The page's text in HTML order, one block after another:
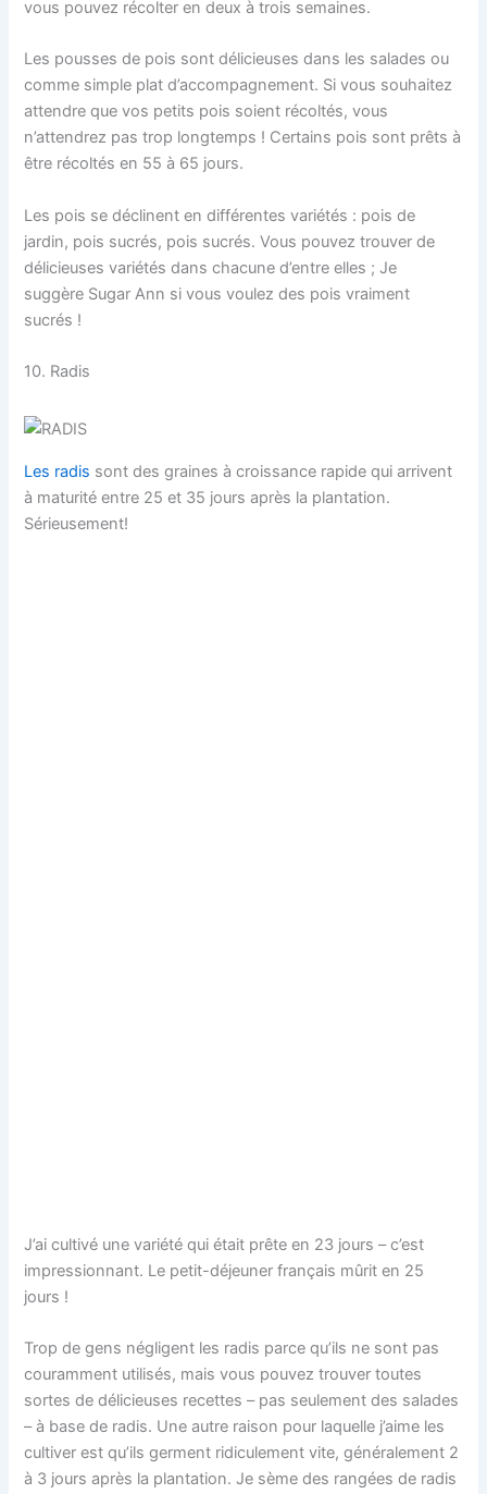
vous pouvez récolter en deux à trois semaines.
Les pousses de pois sont délicieuses dans les salades ou
comme simple plat d’accompagnement. Si vous souhaitez
attendre que vos petits pois soient récoltés, vous
n’attendrez pas trop longtemps ! Certains pois sont prêts à
être récoltés en 55 à 65 jours.
Les pois se déclinent en différentes variétés : pois de
jardin, pois sucrés, pois sucrés. Vous pouvez trouver de
délicieuses variétés dans chacune d’entre elles ; Je
suggère Sugar Ann si vous voulez des pois vraiment
sucrés !
10. Radis
Les radis sont des graines à croissance rapide qui arrivent
à maturité entre 25 et 35 jours après la plantation.
Sérieusement!
J’ai cultivé une variété qui était prête en 23 jours – c’est
impressionnant. Le petit-déjeuner français mûrit en 25
jours !
Trop de gens négligent les radis parce qu’ils ne sont pas
couramment utilisés, mais vous pouvez trouver toutes
sortes de délicieuses recettes – pas seulement des salades
– à base de radis. Une autre raison pour laquelle j’aime les
cultiver est qu’ils germent ridiculement vite, généralement 2
à 3 jours après la plantation. Je sème des rangées de radis